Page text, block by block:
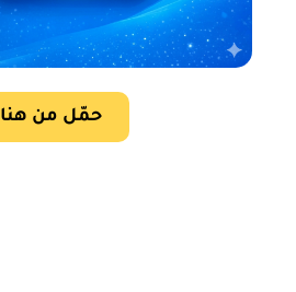
حمّل من هنا